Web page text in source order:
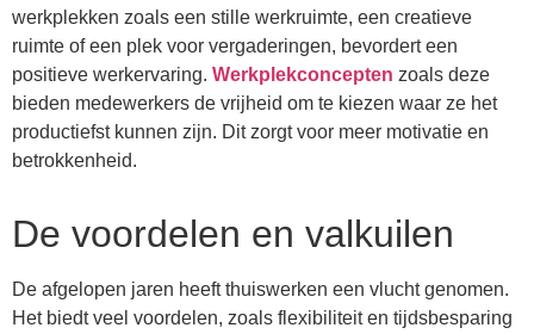
werkplekken zoals een stille werkruimte, een creatieve
ruimte of een plek voor vergaderingen, bevordert een
positieve werkervaring. Werkplekconcepten zoals deze
bieden medewerkers de vrijheid om te kiezen waar ze het
productiefst kunnen zijn. Dit zorgt voor meer motivatie en
betrokkenheid.
De voordelen en valkuilen
De afgelopen jaren heeft thuiswerken een vlucht genomen.
Het biedt veel voordelen, zoals flexibiliteit en tijdsbesparing